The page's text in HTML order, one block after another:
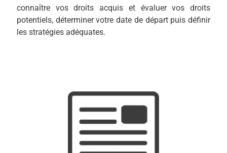
connaître vos droits acquis et évaluer vos droits
potentiels, déterminer votre date de départ puis définir
les stratégies adéquates.